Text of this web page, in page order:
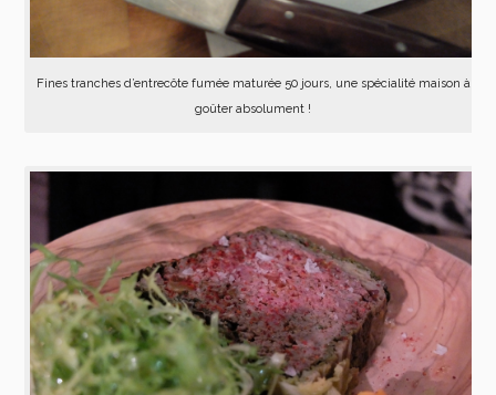
Fines tranches d’entrecôte fumée maturée 50 jours, une spécialité maison à
goûter absolument !